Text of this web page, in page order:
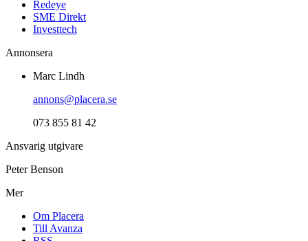
Redeye
SME Direkt
Investtech
Annonsera
Marc Lindh
annons@placera.se
073 855 81 42
Ansvarig utgivare
Peter Benson
Mer
Om Placera
Till Avanza